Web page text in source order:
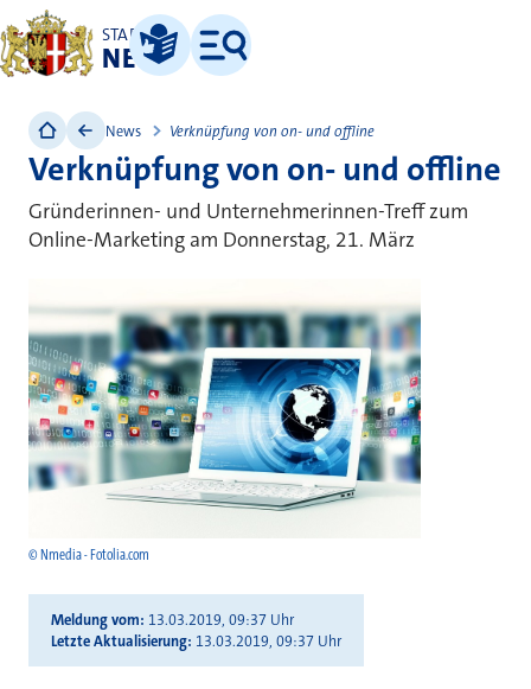
STADT
NEUSS
Leichte Sprache
Menü
© Nmedia - Fotolia.com
News Verknüpfung von on- und offline
Verknüpfung von on- und offline
Gründerinnen- und Unternehmerinnen-Treff zum
Online-Marketing am Donnerstag, 21. März
Meldung vom 13.03.2019, 09:37 Uhr
Letzte Aktualisierung 13.03.2019, 09:37 Uhr